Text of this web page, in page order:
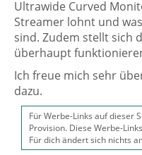
Ultrawide Curved
Streamer lohnt und
sind. Zudem stellt sich
überhaupt
Ich freue mich sehr
dazu.
Für Werbe-Links auf dieser
Provision. Diese Werbe-
Für dich ändert sich nichts